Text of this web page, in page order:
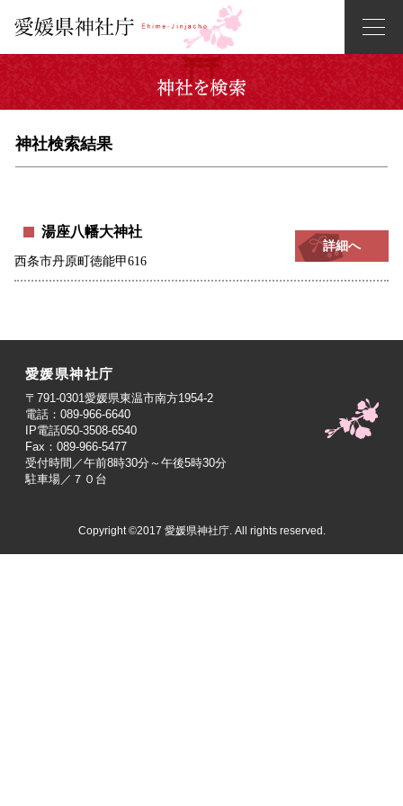
神社検索結果
湯座八幡大神社
西条市丹原町徳能甲616
詳細へ
愛媛県神社庁
〒791-0301愛媛県東温市南方1954-2
電話：089-966-6640
IP電話050-3508-6540
Fax：089-966-5477
受付時間／午前8時30分～午後5時30分
駐車場／７０台
Copyright ©2017 愛媛県神社庁. All rights reserved.